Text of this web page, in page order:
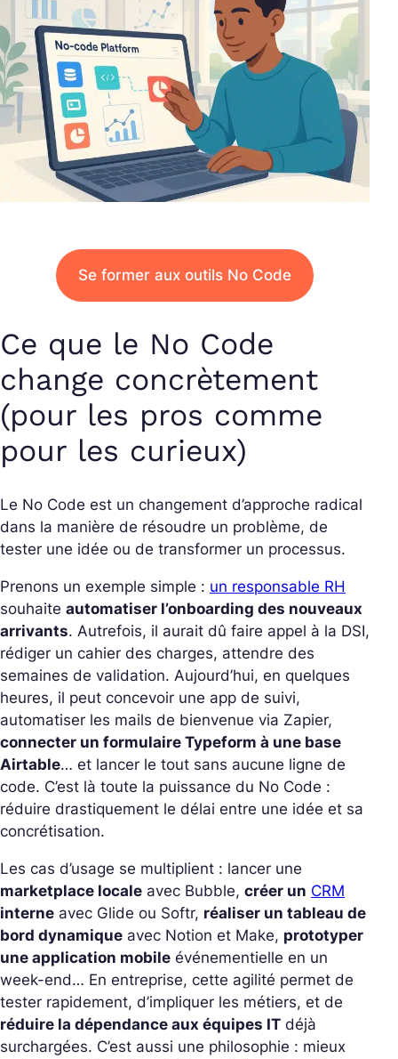
Se former aux outils No Code
Ce que le No Code
change concrètement
(pour les pros comme
pour les curieux)
Le No Code est un changement d’approche radical
dans la manière de résoudre un problème, de
tester une idée ou de transformer un processus.
Prenons un exemple simple : un responsable RH
souhaite automatiser l’onboarding des nouveaux
arrivants. Autrefois, il aurait dû faire appel à la DSI,
rédiger un cahier des charges, attendre des
semaines de validation. Aujourd’hui, en quelques
heures, il peut concevoir une app de suivi,
automatiser les mails de bienvenue via Zapier,
connecter un formulaire Typeform à une base
Airtable… et lancer le tout sans aucune ligne de
code. C’est là toute la puissance du No Code :
réduire drastiquement le délai entre une idée et sa
concrétisation.
Les cas d’usage se multiplient : lancer une
marketplace locale avec Bubble, créer un CRM
interne avec Glide ou Softr, réaliser un tableau de
bord dynamique avec Notion et Make, prototyper
une application mobile événementielle en un
week-end… En entreprise, cette agilité permet de
tester rapidement, d’impliquer les métiers, et de
réduire la dépendance aux équipes IT déjà
surchargées. C’est aussi une philosophie : mieux